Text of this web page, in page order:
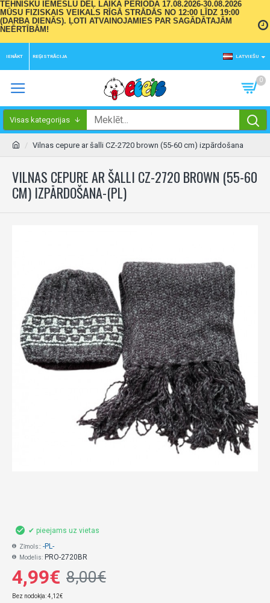
TEHNISKU IEMESLU DĒĻ LAIKA PERIODĀ 17.08.2026-30.08.2026
MŪSU FIZISKAIS VEIKALS RĪGĀ STRĀDĀS NO 12:00 LĪDZ 19:00
(DARBA DIENĀS). ĻOTI ATVAINOJAMIES PAR SAGĀDĀTAJĀM
NEĒRTĪBĀM!
IENĀKT REĢISTRĀCIJA LATVIEŠU
0
Visas kategorijas
Vilnas cepure ar šalli CZ-2720 brown (55-60 cm) izpārdošana
VILNAS CEPURE AR ŠALLI CZ-2720 BROWN (55-60
CM) IZPĀRDOŠANA-(PL)
4,99€ 8,00€
Bez nodokļa: 4,12€
✔ pieejams uz vietas
Zīmols:: -PL-
Modelis: PRO-2720BR